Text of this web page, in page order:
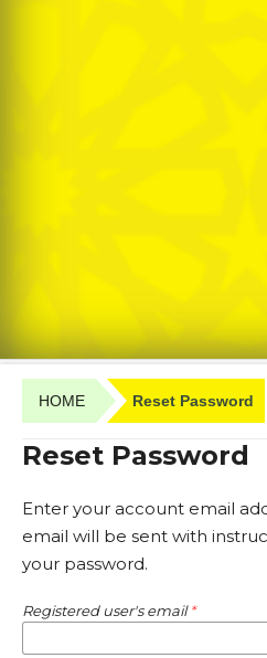
HOME Reset Password
Reset Password
Enter your account email
email will be sent with
your password.
Registered user's email*